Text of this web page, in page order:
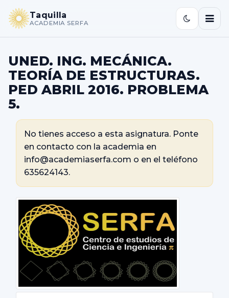
Taquilla
ACADEMIA SERFA
UNED. ING. MECÁNICA.
TEORÍA DE ESTRUCTURAS.
PED ABRIL 2016. PROBLEMA
5.
No tienes acceso a esta asignatura. Ponte
en contacto con la academia en
info@academiaserfa.com o en el teléfono
635624143.